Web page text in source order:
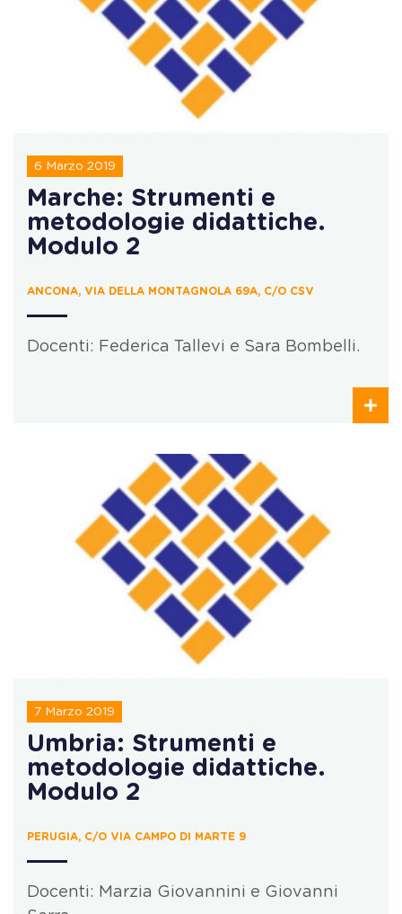
6 Marzo 2019
Marche: Strumenti e
metodologie didattiche.
Modulo 2
ANCONA, VIA DELLA MONTAGNOLA 69A, C/O CSV
Docenti: Federica Tallevi e Sara Bombelli.
7 Marzo 2019
Umbria: Strumenti e
metodologie didattiche.
Modulo 2
PERUGIA, C/O VIA CAMPO DI MARTE 9
Docenti: Marzia Giovannini e Giovanni